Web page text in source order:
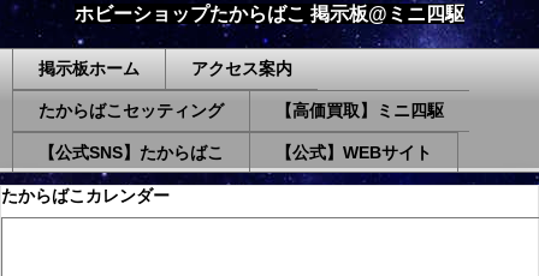
ホビーショップたからばこ 掲示板@ミニ四駆
掲示板ホーム アクセス案内
たからばこセッティング 【高価買取】ミニ四駆
【公式SNS】たからばこ 【公式】WEBサイト
たからばこカレンダー